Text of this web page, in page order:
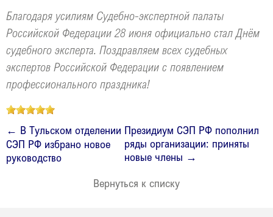
Благодаря усилиям Судебно-экспертной палаты
Российской Федерации 28 июня официально стал Днём
судебного эксперта. Поздравляем всех судебных
экспертов Российской Федерации с появлением
профессионального праздника!
← В Тульском отделении
СЭП РФ избрано новое
руководство
Президиум СЭП РФ пополнил
ряды организации: приняты
новые члены →
Вернуться к списку